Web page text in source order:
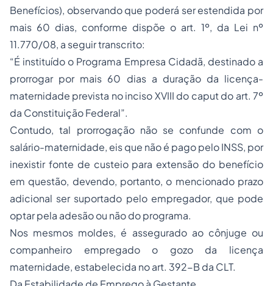
Benefícios), observando que poderá ser estendida por
mais 60 dias, conforme dispõe o art. 1º, da Lei nº
11.770/08, a seguir transcrito:
“É instituído o Programa Empresa Cidadã, destinado a
prorrogar por mais 60 dias a duração da licença-
maternidade prevista no inciso XVIII do caput do art. 7º
da Constituição Federal”.
Contudo, tal prorrogação não se confunde com o
salário-maternidade, eis que não é pago pelo INSS, por
inexistir fonte de custeio para extensão do benefício
em questão, devendo, portanto, o mencionado prazo
adicional ser suportado pelo empregador, que pode
optar pela adesão ou não do programa.
Nos mesmos moldes, é assegurado ao cônjuge ou
companheiro empregadoo gozo da licença
maternidade, estabelecida no art. 392-B da CLT.